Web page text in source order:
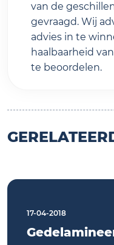
van de
gevraagd. Wij
advies in te
haalbaarheid
te beoordelen.
17-04-2018